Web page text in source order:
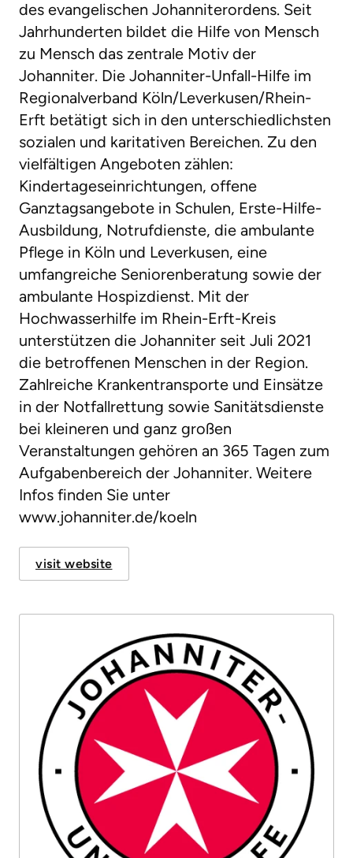
des evangelischen Johanniterordens. Seit
Jahrhunderten bildet die Hilfe von Mensch
zu Mensch das zentrale Motiv der
Johanniter. Die Johanniter-Unfall-Hilfe im
Regionalverband Köln/Leverkusen/Rhein-
Erft betätigt sich in den unterschiedlichsten
sozialen und karitativen Bereichen. Zu den
vielfältigen Angeboten zählen:
Kindertageseinrichtungen, offene
Ganztagsangebote in Schulen, Erste-Hilfe-
Ausbildung, Notrufdienste, die ambulante
Pflege in Köln und Leverkusen, eine
umfangreiche Seniorenberatung sowie der
ambulante Hospizdienst. Mit der
Hochwasserhilfe im Rhein-Erft-Kreis
unterstützen die Johanniter seit Juli 2021
die betroffenen Menschen in der Region.
Zahlreiche Krankentransporte und Einsätze
in der Notfallrettung sowie Sanitätsdienste
bei kleineren und ganz großen
Veranstaltungen gehören an 365 Tagen zum
Aufgabenbereich der Johanniter. Weitere
Infos finden Sie unter
www.johanniter.de/koeln
visit website